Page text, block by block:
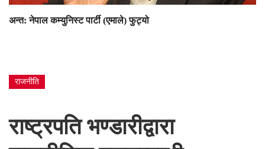
अन्त: नेपाल कम्युनिस्ट पार्टी (एमाले) फुट्यो
राजनीति
राष्ट्रपति भण्डारीद्वारा